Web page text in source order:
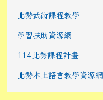
北勢武術課程教學
學習扶助資源網
114北勢課程計畫
北勢本土語言教學資源網